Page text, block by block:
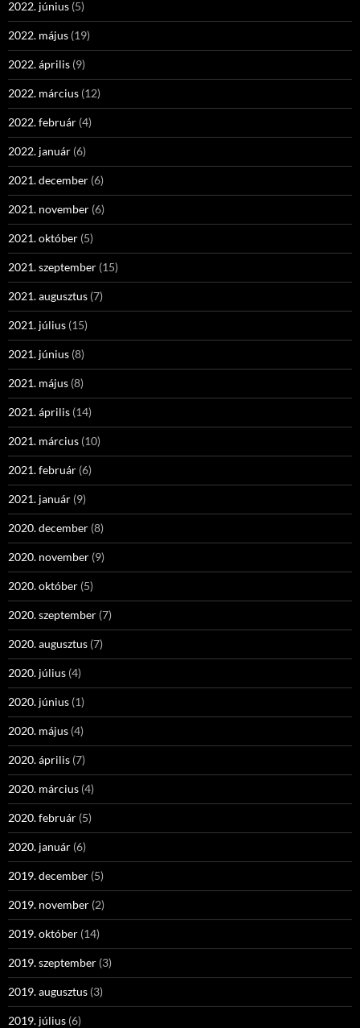
2022. június (5)
2022. május (19)
2022. április (9)
2022. március (12)
2022. február (4)
2022. január (6)
2021. december (6)
2021. november (6)
2021. október (5)
2021. szeptember (15)
2021. augusztus (7)
2021. július (15)
2021. június (8)
2021. május (8)
2021. április (14)
2021. március (10)
2021. február (6)
2021. január (9)
2020. december (8)
2020. november (9)
2020. október (5)
2020. szeptember (7)
2020. augusztus (7)
2020. július (4)
2020. június (1)
2020. május (4)
2020. április (7)
2020. március (4)
2020. február (5)
2020. január (6)
2019. december (5)
2019. november (2)
2019. október (14)
2019. szeptember (3)
2019. augusztus (3)
2019. július (6)